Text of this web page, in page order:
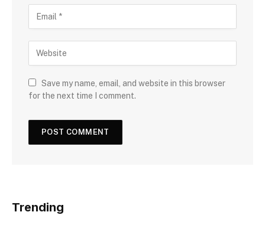
Save my name, email, and website in this browser
for the next time I comment.
Trending